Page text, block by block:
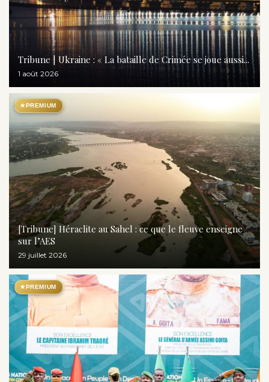
Tribune | Ukraine : « La bataille de Crimée se joue aussi...
1 août 2026
★PREMIUM
[Tribune] Héraclite au Sahel : ce que le fleuve enseigne
sur l’AES
29 juillet 2026
★PREMIUM